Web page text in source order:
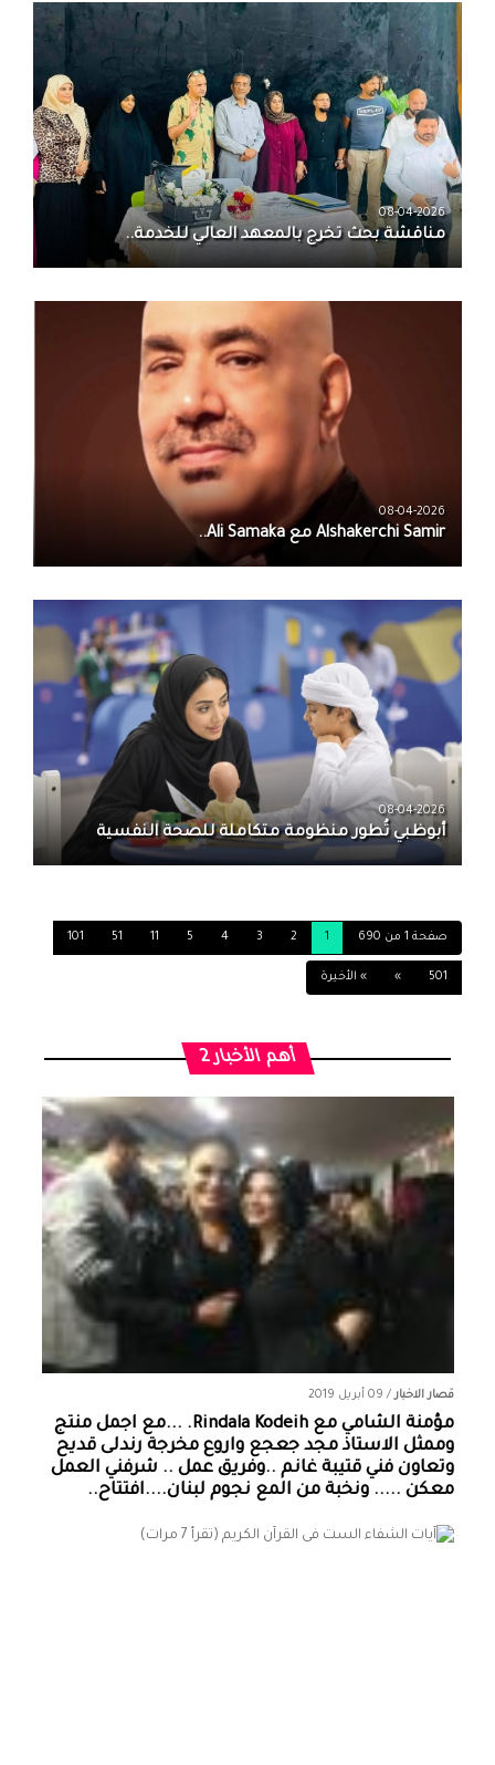
08-04-2026
مناقشة بحث تخرج بالمعهد العالي للخدمة..
08-04-2026
08-04-2026
أبوظبي تُطور منظومة متكاملة للصحة النفسية
صفحة 1 من 690 1
2
3
4
5
11
51
101
501
» » الأخيرة
أهم الأخبار 2
قصار الاخبار/ 09 أبريل 2019
مؤمنة الشامي‏ مع ‏‎Rindala Kodeih‎‏. ...مع اجمل منتج
وممثل الاستاذ مجد جعجع واروع مخرجة رندلى قديح
وتعاون فني قتيبة غانم ..وفريق عمل .. شرفني العمل
معكن ..... ونخبة من المع نجوم لبنان....افتتاح..